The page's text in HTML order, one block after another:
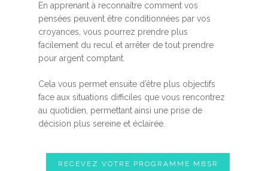
En apprenant à reconnaître comment vos
pensées peuvent être conditionnées par vos
croyances, vous pourrez prendre plus
facilement du recul et arrêter de tout prendre
pour argent comptant.
Cela vous permet ensuite d’être plus objectifs
face aux situations difficiles que vous rencontrez
au quotidien, permettant ainsi une prise de
décision plus sereine et éclairée.
RECEVEZ VOTRE PROGRAMME MBSR